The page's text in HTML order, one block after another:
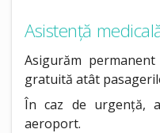
Asistență
Asigurăm
gratuită atât
În caz de urgență,
aeroport.